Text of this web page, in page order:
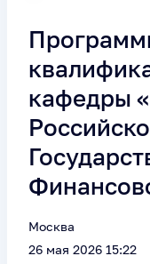
кафедры
Москва
26 мая 2026 15:22